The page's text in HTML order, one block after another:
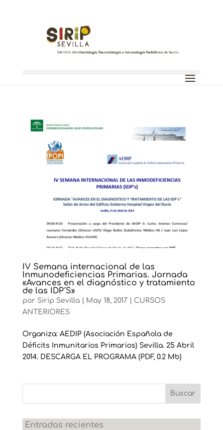
IV Semana internacional de las
Inmunodeficiencias Primarias. Jornada
«Avances en el diagnóstico y tratamiento
de las IDP´S»
por Sirip Sevilla| May 18, 2017
CURSOS
ANTERIORES
Organiza: AEDIP (Asociación Española de
Déficits Inmunitarios Primarios) Sevilla. 25 Abril
2014. DESCARGA EL PROGRAMA (PDF, 0.2 Mb)
Entradas recientes